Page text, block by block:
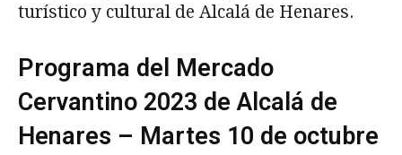
turístico y cultural de Alcalá de Henares.
Programa del Mercado
Cervantino 2023 de Alcalá de
Henares – Martes 10 de octubre